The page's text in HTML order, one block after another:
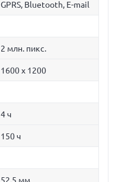
GPRS, Bluetooth, E-mail
2 млн. пикс.
1600 x 1200
4 ч
150 ч